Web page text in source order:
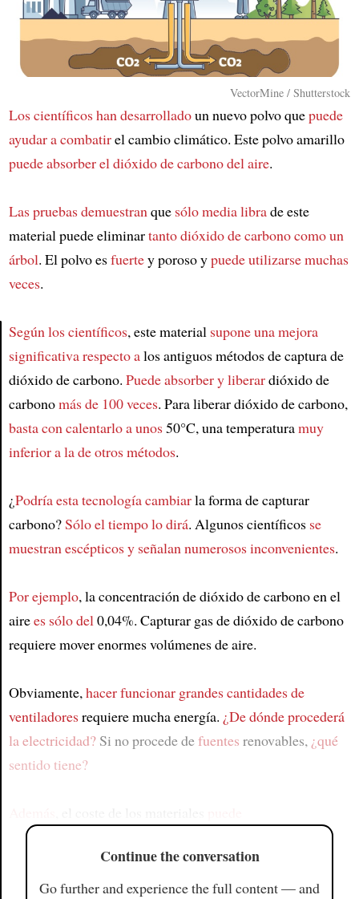
Article
VectorMine / Shutterstock
Los científicos han desarrolladoun nuevo polvo quepuede
ayudar a combatirel cambio climático. Este polvo amarillo
puede absorber el dióxido de carbono del aire.
Las pruebas demuestranque sólo media librade este
material puede eliminartanto dióxido de carbono como un
árbol. El polvo esfuertey poroso ypuede utilizarse muchas
veces.
Según los científicos, este material supone una mejora
significativa respecto alos antiguos métodos de captura de
dióxido de carbono. Puede absorber y liberardióxido de
carbonomás de 100 veces. Para liberar dióxido de carbono,
basta con calentarlo a unos50°C, una temperaturamuy
inferior a la de otros métodos.
¿Podría esta tecnología cambiarla forma de capturar
carbono?Sólo el tiempo lo dirá. Algunos científicos se
muestran escépticos y señalan numerosos inconvenientes.
Por ejemplo, la concentración de dióxido de carbono en el
airees sólo del0,04%. Capturar gas de dióxido de carbono
requiere mover enormes volúmenes de aire.
Obviamente,hacer funcionar grandes cantidades de
ventiladoresrequiere mucha energía. ¿De dónde procederá
la electricidad?Si no procede defuentes renovables, ¿qué
sentido tiene?
Continue the conversation
Go further and experience the full content — and